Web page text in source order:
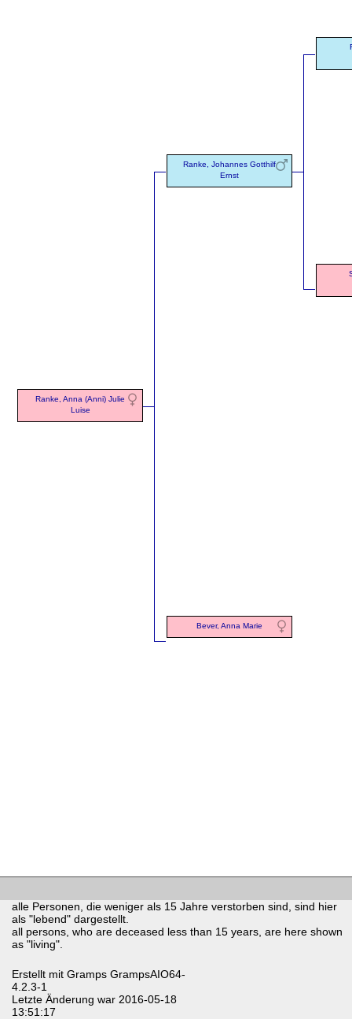
Ranke, Anna (Anni) Julie
Luise
Ranke, Johannes Gotthilf
Ernst
Bever, Anna Marie
alle Personen, die weniger als 15 Jahre verstorben sind, sind hier
als "lebend" dargestellt.
all persons, who are deceased less than 15 years, are here shown
as "living".
Erstellt mit Gramps GrampsAIO64-
4.2.3-1
Letzte Änderung war 2016-05-18
13:51:17